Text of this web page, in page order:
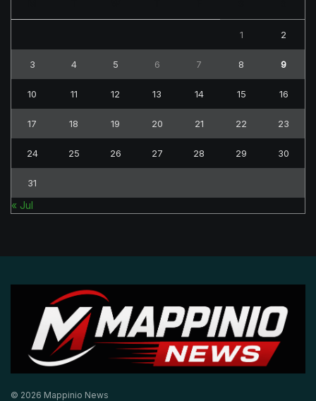
1 2
3 4 5 6 7 8 9
10 11 12 13 14 15 16
17 18 19 20 21 22 23
24 25 26 27 28 29 30
31
« Jul
© 2026 Mappinio News